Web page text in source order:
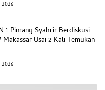
2026
1 Pinrang Syahrir Berdiskusi
Usai 2 Kali Temukan
2026